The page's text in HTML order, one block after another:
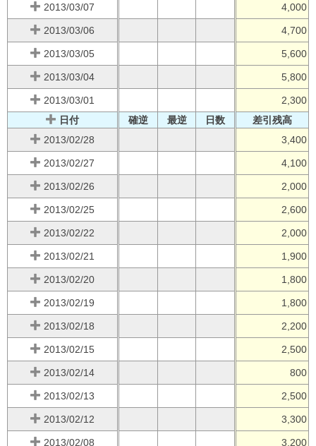
2013/03/07 4,000
2013/03/06 4,700
2013/03/05 5,600
2013/03/04 5,800
2013/03/01
2,300
日付
確逆 最逆 日数
差引残高
2013/02/28
3,400
2013/02/27 4,100
2013/02/26 2,000
2013/02/25 2,600
2013/02/22 2,000
2013/02/21 1,900
2013/02/20 1,800
2013/02/19 1,800
2013/02/18 2,200
2013/02/15 2,500
2013/02/14 800
2013/02/13 2,500
2013/02/12 3,300
2013/02/08 3,200